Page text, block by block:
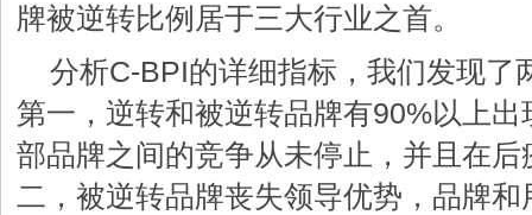
牌被逆转比例居于三大行业之首。
分析C-BPI的详细指标，我们发现了
第一，逆转和被逆转品牌有90%以上
部品牌之间的竞争从未停止，并且在
二，被逆转品牌丧失领导优势，品牌